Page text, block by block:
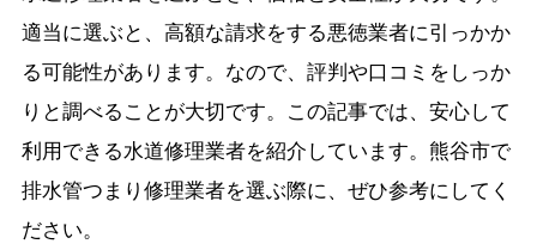
適当に選ぶと、高額な請求をする悪徳業者に引っかか
る可能性があります。なので、評判や口コミをしっか
りと調べることが大切です。この記事では、安心して
利用できる水道修理業者を紹介しています。熊谷市で
排水管つまり修理業者を選ぶ際に、ぜひ参考にしてく
ださい。